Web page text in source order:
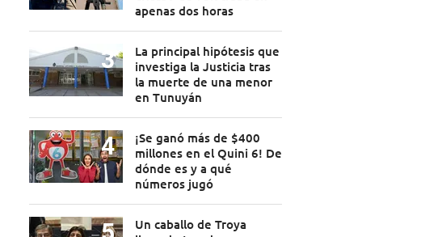
apenas dos horas
La principal hipótesis que
investiga la Justicia tras
la muerte de una menor
en Tunuyán
¡Se ganó más de $400
millones en el Quini 6! De
dónde es y a qué
números jugó
Un caballo de Troya